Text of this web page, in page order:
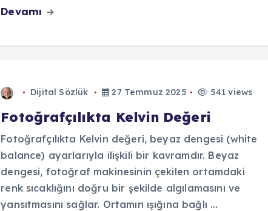
Devamı
Dijital Sözlük 27 Temmuz 2025 541 views
Fotoğrafçılıkta Kelvin Değeri
Fotoğrafçılıkta Kelvin değeri, beyaz dengesi (white
balance) ayarlarıyla ilişkili bir kavramdır. Beyaz
dengesi, fotoğraf makinesinin çekilen ortamdaki
renk sıcaklığını doğru bir şekilde algılamasını ve
yansıtmasını sağlar. Ortamın ışığına bağlı ...